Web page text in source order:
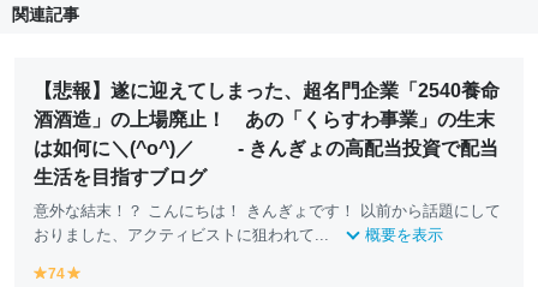
関連記事
【悲報】遂に迎えてしまった、超名門企業「2540養命
酒酒造」の上場廃止！ あの「くらすわ事業」の生末
は如何に＼(^o^)／ - きんぎょの高配当投資で配当
生活を目指すブログ
意外な結末！？ こんにちは！ きんぎょです！ 以前から話題にして
おりました、アクティビストに狙われて...
概要を表示
y
74